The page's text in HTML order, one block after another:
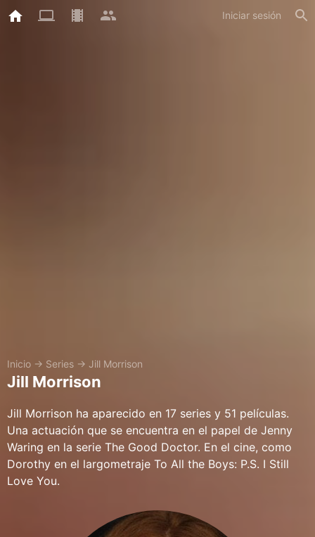
Iniciar sesión
Inicio → Series → Jill Morrison
Jill Morrison
Jill Morrison ha aparecido en 17 series y 51 películas.
Una actuación que se encuentra en el papel de Jenny
Waring en la serie The Good Doctor. En el cine, como
Dorothy en el largometraje To All the Boys: P.S. I Still
Love You.